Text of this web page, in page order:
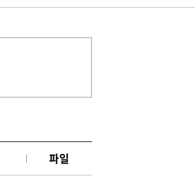
파일